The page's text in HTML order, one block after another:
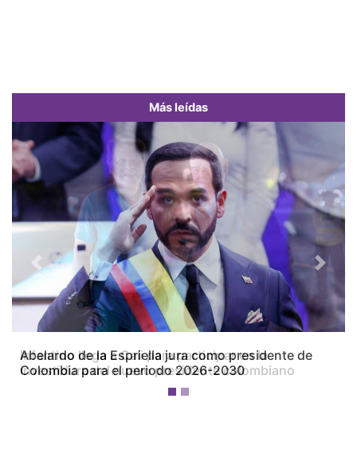
Más leídas
Abelardo de la Espriella jura como presidente de
Colombia para el periodo 2026-2030
Previous Next